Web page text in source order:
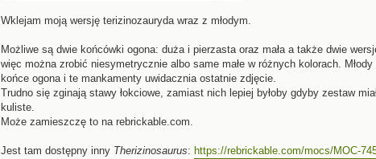
Wklejam moją wersję terizinozauryda wraz z młodym.
Możliwe są dwie końcówki ogona: duża i pierzasta oraz mała a także dwie
więc można zrobić niesymetrycznie albo same małe w różnych kolorach.
końce ogona i te mankamenty uwidacznia ostatnie zdjęcie.
Trudno się zginają stawy łokciowe, zamiast nich lepiej byłoby gdyby zestaw
kuliste.
Może zamieszczę to na rebrickable.com.
Jest tam dostępny inny Therizinosaurus: https://rebrickable.com/mocs/MOC-